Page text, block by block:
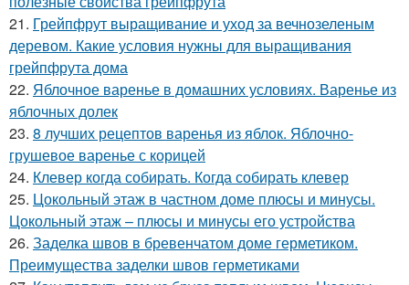
21. Грейпфрут выращивание и уход за вечнозеленым
деревом. Какие условия нужны для выращивания
грейпфрута дома
22. Яблочное варенье в домашних условиях. Варенье из
яблочных долек
23. 8 лучших рецептов варенья из яблок. Яблочно-
грушевое варенье с корицей
24. Клевер когда собирать. Когда собирать клевер
25. Цокольный этаж в частном доме плюсы и минусы.
Цокольный этаж – плюсы и минусы его устройства
26. Заделка швов в бревенчатом доме герметиком.
Преимущества заделки швов герметиками